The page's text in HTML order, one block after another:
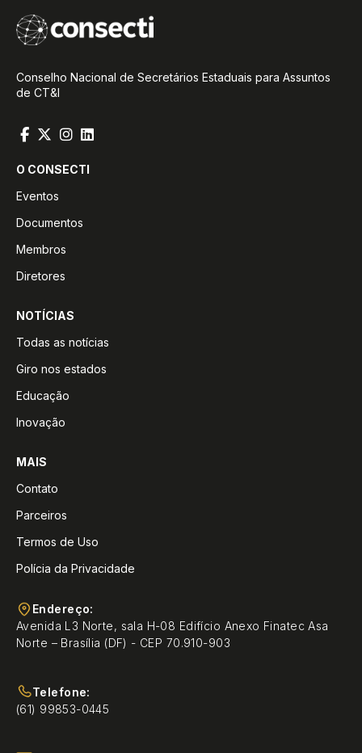
Conselho Nacional de Secretários Estaduais para Assuntos
de CT&I
O CONSECTI
Eventos
Documentos
Membros
Diretores
NOTÍCIAS
Todas as notícias
Giro nos estados
Educação
Inovação
MAIS
Contato
Parceiros
Termos de Uso
Polícia da Privacidade
Endereço:
Avenida L3 Norte, sala H-08 Edifício Anexo Finatec Asa
Norte – Brasília (DF) - CEP 70.910-903
Telefone:
(61) 99853-0445